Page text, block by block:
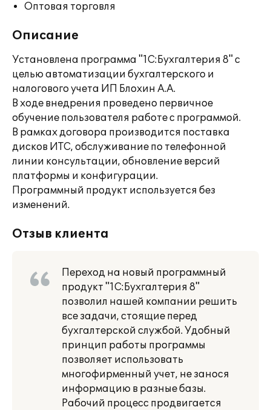
Оптовая торговля
Описание
Установлена программа "1С:Бухгалтерия 8" с
целью автоматизации бухгалтерского и
налогового учета ИП Блохин А.А.
В ходе внедрения проведено первичное
обучение пользователя работе с программой.
В рамках договора производится поставка
дисков ИТС, обслуживание по телефонной
линии консультации, обновление версий
платформы и конфигурации.
Программный продукт используется без
изменений.
Отзыв клиента
Переход на новый программный
продукт "1С:Бухгалтерия 8"
позволил нашей компании решить
все задачи, стоящие перед
бухгалтерской службой. Удобный
принцип работы программы
позволяет использовать
многофирменный учет, не занося
информацию в разные базы.
Рабочий процесс продвигается